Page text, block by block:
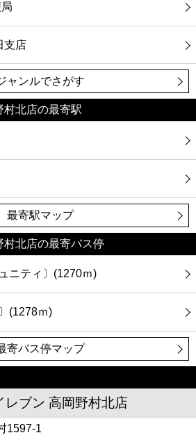
支店
ャンルでさがす
村北店の最寄駅
最寄駅マップ
村北店の最寄バス停
ニティ〕(1270ｍ)
(1278ｍ)
寄バス停マップ
レブン 高岡野村北店
1597-1